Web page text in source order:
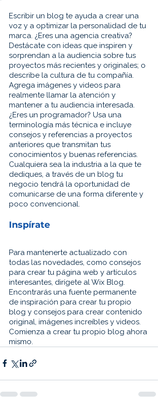
Escribir un blog te ayuda a crear una
voz y a optimizar la personalidad de tu
marca. ¿Eres una agencia creativa?
Destácate con ideas que inspiren y
sorprendan a la audiencia sobre tus
proyectos más recientes y originales; o
describe la cultura de tu compañía.
Agrega imágenes y videos para
realmente llamar la atención y
mantener a tu audiencia interesada.
¿Eres un programador? Usa una
terminología más técnica e incluye
consejos y referencias a proyectos
anteriores que transmitan tus
conocimientos y buenas referencias.
Cualquiera sea la industria a la que te
dediques, a través de un blog tu
negocio tendrá la oportunidad de
comunicarse de una forma diferente y
poco convencional.
Inspírate
Para mantenerte actualizado con
todas las novedades, como consejos
para crear tu página web y artículos
interesantes, dirígete al Wix Blog.
Encontrarás una fuente permanente
de inspiración para crear tu propio
blog y consejos para crear contenido
original, imágenes increíbles y videos.
Comienza a crear tu propio blog ahora
mismo.